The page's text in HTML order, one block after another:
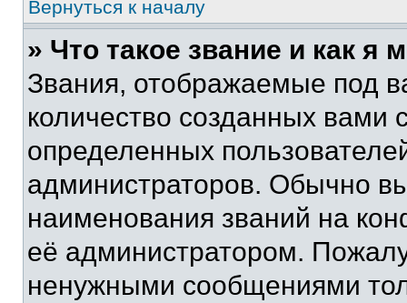
Вернуться к началу
» Что такое звание и как я
Звания, отображаемые под
количество созданных
определенных
администраторов. Обычно
наименования званий на
её администратором.
ненужными сообщениями